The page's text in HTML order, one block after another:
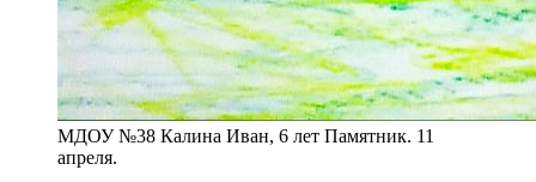
МДОУ №38 Калина Иван, 6 лет Памятник. 11
апреля.